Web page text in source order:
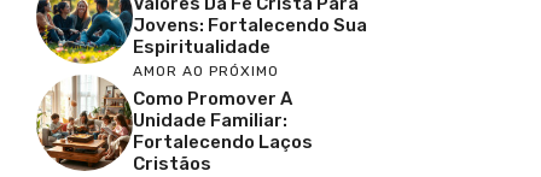
Jovens: Fortalecendo Sua
Espiritualidade
AMOR AO PRÓXIMO
Como Promover A
Unidade Familiar:
Fortalecendo Laços
Cristãos